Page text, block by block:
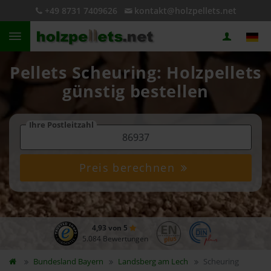
+49 8731 7409626 kontakt@holzpellets.net
Pellets Scheuring: Holzpellets
günstig bestellen
Ihre Postleitzahl
Preis berechnen
4,93 von 5
5.084 Bewertungen
Bundesland Bayern Landsberg am Lech Scheuring